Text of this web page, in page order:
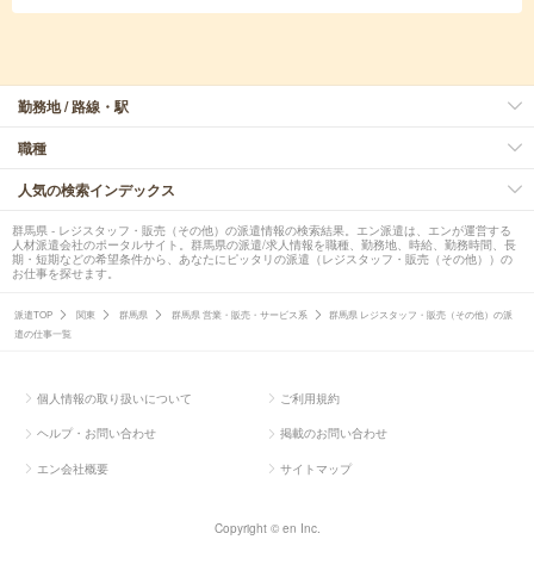
勤務地 / 路線・駅
職種
人気の検索インデックス
群馬県 - レジスタッフ・販売（その他）の派遣情報の検索結果。エン派遣は、エンが運営する
人材派遣会社のポータルサイト。群馬県の派遣/求人情報を職種、勤務地、時給、勤務時間、長
期・短期などの希望条件から、あなたにピッタリの派遣（レジスタッフ・販売（その他））の
お仕事を探せます。
派遣TOP 関東 群馬県 群馬県 営業・販売・サービス系
群馬県 レジスタッフ・販売（その他）の派
遣の仕事一覧
個人情報の取り扱いについて ご利用規約
ヘルプ・お問い合わせ 掲載のお問い合わせ
エン会社概要 サイトマップ
Copyright © en Inc.